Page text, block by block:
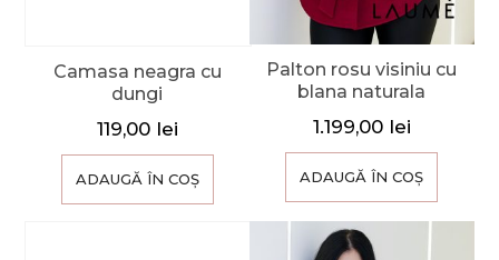
Camasa neagra cu
dungi
119,00 lei
ADAUGĂ ÎN COȘ
Palton rosu visiniu cu
blana naturala
1.199,00 lei
ADAUGĂ ÎN COȘ